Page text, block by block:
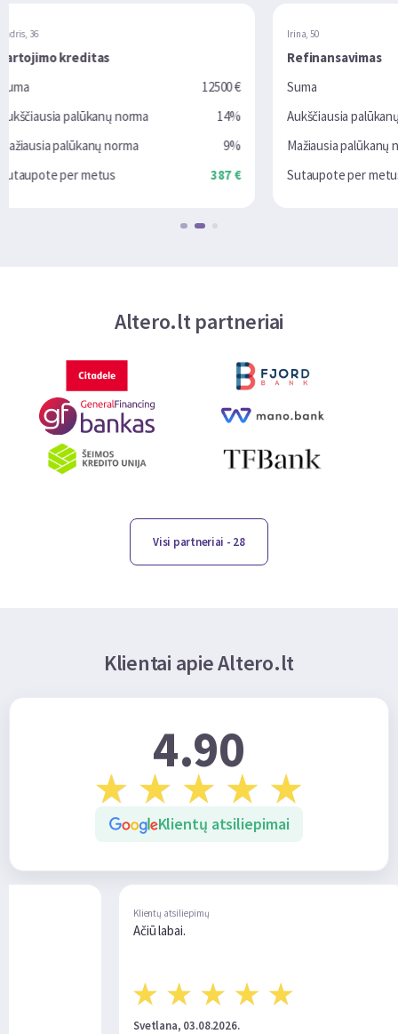
14%
9%
387 €
Aukščiausia palūkanų norma
16%
Mažiausia palūkanų norma
6.9%
Sutaupote per metus
2280 €
Altero.lt partneriai
Visi partneriai - 28
Klientai apie Altero.lt
4.90
Klientų atsiliepimai